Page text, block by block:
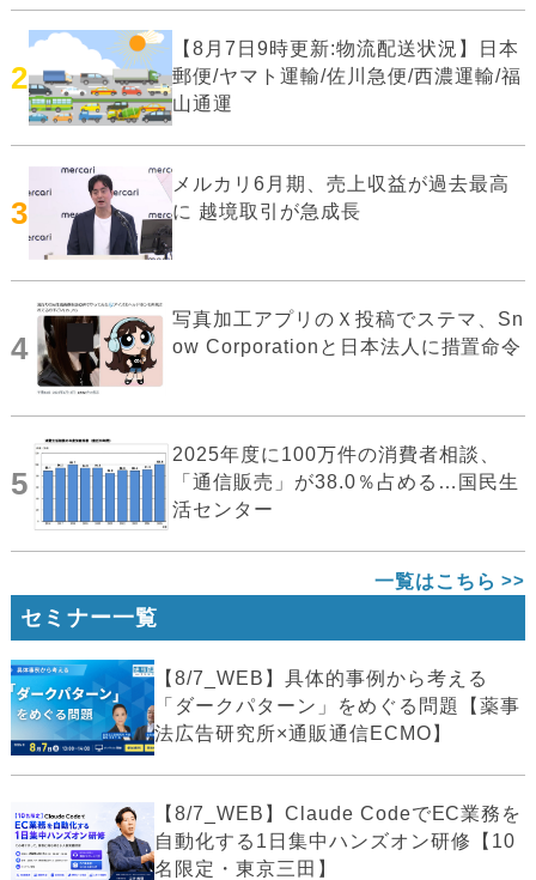
2
【8月7日9時更新:物流配送状況】日本
郵便/ヤマト運輸/佐川急便/西濃運輸/福
山通運
3
メルカリ6月期、売上収益が過去最高
に 越境取引が急成長
4
写真加工アプリのＸ投稿でステマ、Sn
ow Corporationと日本法人に措置命令
5
2025年度に100万件の消費者相談、
「通信販売」が38.0％占める…国民生
活センター
一覧はこちら
セミナー一覧
【8/7_WEB】具体的事例から考える
「ダークパターン」をめぐる問題【薬事
法広告研究所×通販通信ECMO】
【8/7_WEB】Claude CodeでEC業務を
自動化する1日集中ハンズオン研修【10
名限定・東京三田】